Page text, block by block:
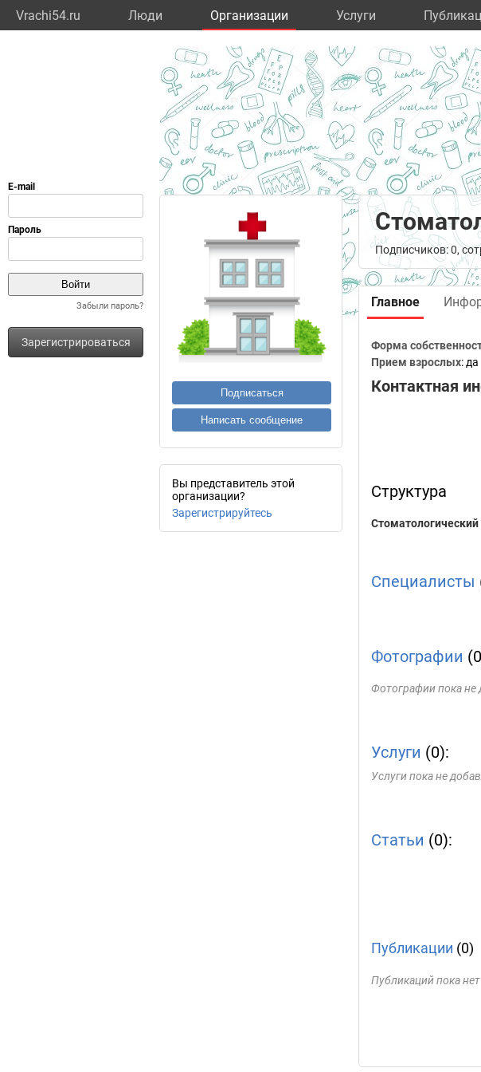
Vrachi54.ru Люди Организации Услуги
Забыли пароль?
Зарегистрироваться
Подписаться
Написать сообщение
Вы представитель этой
организации?
Зарегистрируйтесь
Подписчиков: 0,
Главное
Форма
Прием взрослых: да
Контактная
Структура
Специалисты
Фотографии
Фотографии пока не
Услуги (0):
Услуги пока не
Статьи (0):
Публикации (0)
Публикаций пока нет